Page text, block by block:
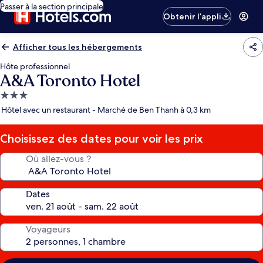
Passer à la section principale
Obtenir l’appli
Afficher tous les hébergements
Hôte professionnel
A&A Toronto Hotel
Hébergement
3.0 étoiles
Hôtel avec un restaurant - Marché de Ben Thanh à 0,3 km
Choisissez des dates pour voir les prix
Où allez-vous ?
Dates
Voyageurs